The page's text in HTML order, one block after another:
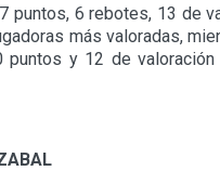
puntos, 6 rebotes, 13 de
más valoradas,
puntos y 12 de